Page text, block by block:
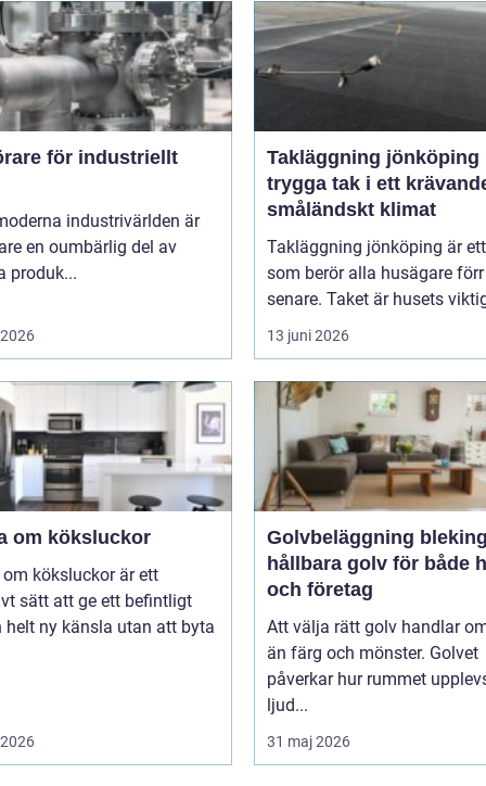
för industriellt
industrivärlden är
en oumbärlig del av
produk...
Takläggning jönköping
trygga tak i ett
småländskt klimat
Takläggning jönköping är
som berör alla husägare
senare. Taket är husets
13 juni 2026
om köksluckor
köksluckor är ett
sätt att ge ett befintligt
helt ny känsla utan att byta
Golvbeläggning
hållbara golv för både
och företag
Att välja rätt golv handlar
än färg och mönster. Golvet
påverkar hur rummet
ljud...
31 maj 2026